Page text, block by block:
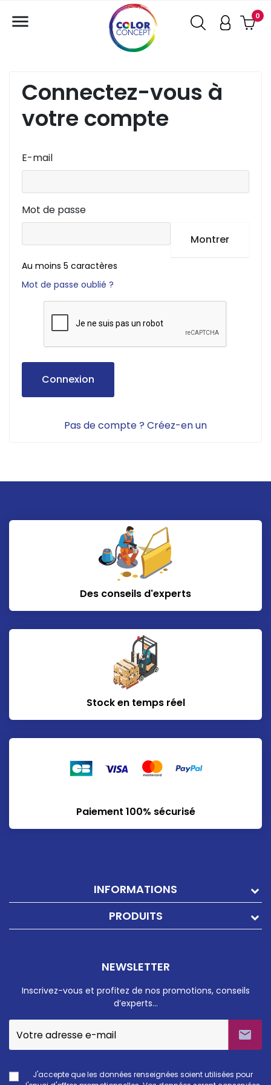
0

Connectez-vous à
votre compte
E-mail
Mot de passe
Montrer
Au moins 5 caractères
Mot de passe oublié ?
Connexion
Pas de compte ? Créez-en un
Des conseils d'experts
Stock en temps réel
Paiement 100% sécurisé
INFORMATIONS
PRODUITS
NEWSLETTER
Inscrivez-vous et profitez de nos promotions, conseils
d’experts…

J'accepte que les données renseignées soient utilisées pour